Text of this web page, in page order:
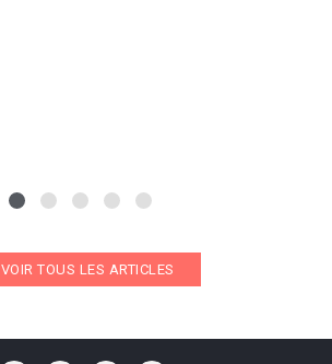
VOIR TOUS LES ARTICLES